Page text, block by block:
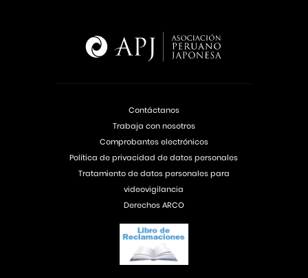
Contáctanos
Trabaja con nosotros
Comprobantes electrónicos
Política de privacidad de datos personales
Tratamiento de datos personales para
videovigilancia
Derechos ARCO